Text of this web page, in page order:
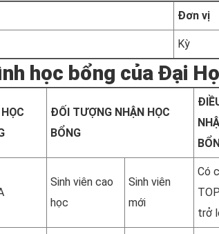
Đơn vị
Kỳ
học bổng của Đại
ĐỐI TƯỢNG NHẬN HỌC
BỔNG
Sinh viên cao
học
Sinh viên
mới
Có
trở